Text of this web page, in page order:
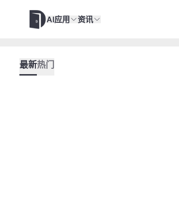
AI应用 资讯
最新热门